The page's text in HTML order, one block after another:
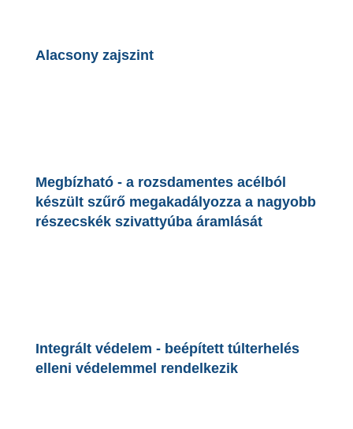
Alacsony zajszint
Megbízható - a rozsdamentes acélból
készült szűrő megakadályozza a nagyobb
részecskék szivattyúba áramlását
Integrált védelem - beépített túlterhelés
elleni védelemmel rendelkezik